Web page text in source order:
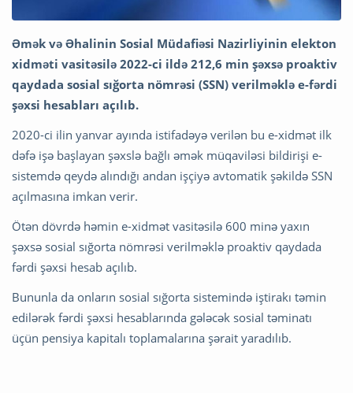
Əmək və Əhalinin Sosial Müdafiəsi Nazirliyinin elekton
xidməti vasitəsilə 2022-ci ildə 212,6 min şəxsə proaktiv
qaydada sosial sığorta nömrəsi (SSN) verilməklə e-fərdi
şəxsi hesabları açılıb.
2020-ci ilin yanvar ayında istifadəyə verilən bu e-xidmət ilk
dəfə işə başlayan şəxslə bağlı əmək müqaviləsi bildirişi e-
sistemdə qeydə alındığı andan işçiyə avtomatik şəkildə SSN
açılmasına imkan verir.
Ötən dövrdə həmin e-xidmət vasitəsilə 600 minə yaxın
şəxsə sosial sığorta nömrəsi verilməklə proaktiv qaydada
fərdi şəxsi hesab açılıb.
Bununla da onların sosial sığorta sistemində iştirakı təmin
edilərək fərdi şəxsi hesablarında gələcək sosial təminatı
üçün pensiya kapitalı toplamalarına şərait yaradılıb.